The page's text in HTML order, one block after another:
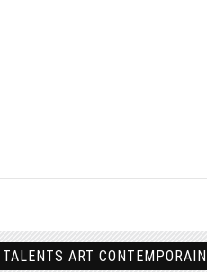
TALENTS ART CONTEMPORAIN